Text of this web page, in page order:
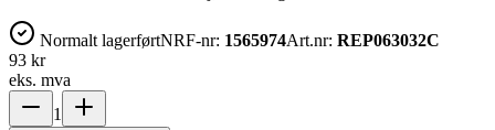
Normalt lagerførtNRF-nr: 1565974Art.nr: REP063032C
93 kr
eks. mva
1